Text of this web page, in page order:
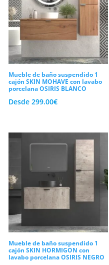
Mueble de baño suspendido 1
cajón SKIN MOHAVE con lavabo
porcelana OSIRIS BLANCO
Desde 299.00€
Mueble de baño suspendido 1
cajón SKIN HORMIGON con
lavabo porcelana OSIRIS NEGRO